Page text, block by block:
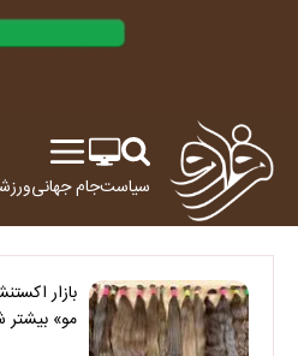
سیاستجام جهانی
بازار
مو»